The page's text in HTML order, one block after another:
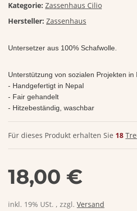
Kategorie: Zassenhaus Cilio
Hersteller: Zassenhaus
Untersetzer aus 100% Schafwolle.
Unterstützung von sozialen Projekten in
- Handgefertigt in Nepal
- Fair gehandelt
- Hitzebeständig, waschbar
Für dieses Produkt erhalten Sie 18
18,00 €
inkl. 19% USt. , zzgl. Versand